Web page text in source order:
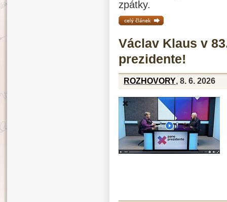
zpátky.
celý článek »
Václav Klaus v
prezidente!
ROZHOVORY, 8. 6. 2026